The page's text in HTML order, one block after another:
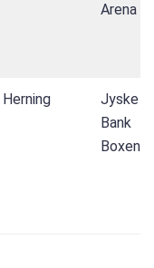
Arena
Herning
Jyske
Bank
Boxen